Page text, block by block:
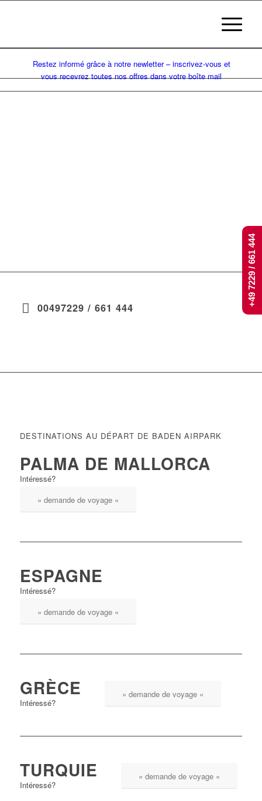
Restez informé grâce à notre newletter – inscrivez-vous et
vous recevrez toutes nos offres dans votre boîte mail
00497229 / 661 444
DESTINATIONS AU DÉPART DE BADEN AIRPARK
PALMA DE MALLORCA
Intéressé?
» demande de voyage «
ESPAGNE
Intéressé?
» demande de voyage «
GRÈCE
Intéressé?
» demande de voyage «
TURQUIE
Intéressé?
» demande de voyage «
+49 7229 / 661 444